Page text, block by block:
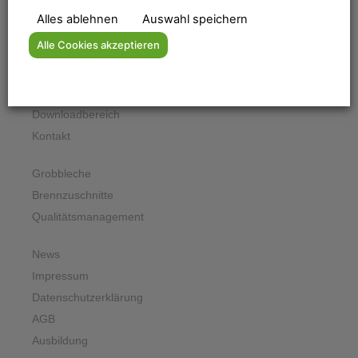
Home
Lieferprogramm
Downloadbereich
Kontakt
Grobbleche
Brennzuschnitte
Qualitätsmanagement
News
Impressum
Datenschutzerklärung
AGB
Ausbildung
Alles ablehnen Auswahl speichern
Alle Cookies akzeptieren